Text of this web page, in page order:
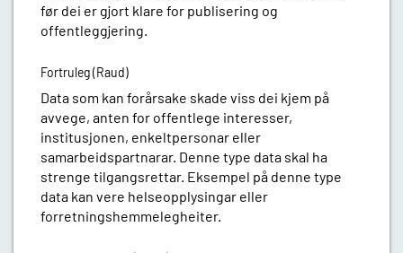
før dei er gjort klare for publisering og
offentleggjering.
Fortruleg (Raud)
Data som kan forårsake skade viss dei kjem på
avvege, anten for offentlege interesser,
institusjonen, enkeltpersonar eller
samarbeidspartnarar. Denne type data skal ha
strenge tilgangsrettar. Eksempel på denne type
data kan vere helseopplysingar eller
forretningshemmelegheiter.